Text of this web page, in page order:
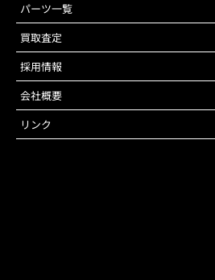
パーツ一覧
買取査定
採用情報
会社概要
リンク